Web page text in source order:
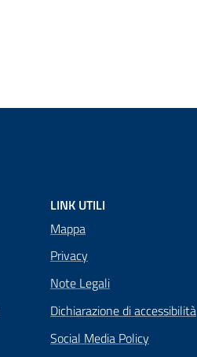
LINK UTILI
Mappa
Privacy
Note Legali
Dichiarazione di accessibilità
Social Media Policy